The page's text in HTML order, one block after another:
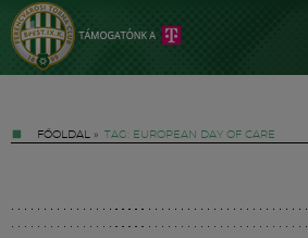
FŐOLDAL » TAG: EUROPEAN DAY OF CARE